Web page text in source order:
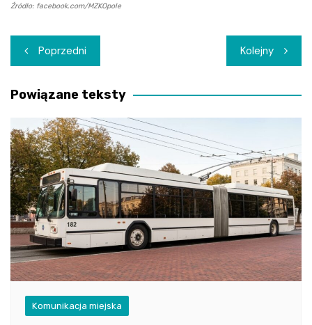
Źródło: facebook.com/MZKOpole
Nawigacja
wpisu
Poprzedni Kolejny
Powiązane teksty
Komunikacja miejska